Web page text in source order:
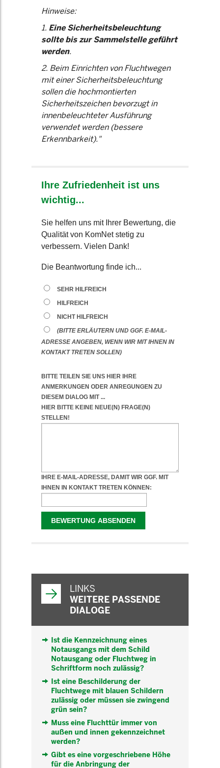
Hinweise:
1. Eine Sicherheitsbeleuchtung
sollte bis zur Sammelstelle geführt
werden.
2. Beim Einrichten von Fluchtwegen
mit einer Sicherheitsbeleuchtung
sollen die hochmontierten
Sicherheitszeichen bevorzugt in
innenbeleuchteter Ausführung
verwendet werden (bessere
Erkennbarkeit)."
LINKS
WEITERE PASSENDE
DIALOGE
Ist die Kennzeichnung eines
Notausgangs mit dem Schild
Notausgang oder Fluchtweg in
Schriftform noch zulässig?
Ist eine Beschilderung der
Fluchtwege mit blauen Schildern
zulässig oder müssen sie zwingend
grün sein?
Muss eine Fluchttür immer von
außen und innen gekennzeichnet
werden?
Gibt es eine vorgeschriebene Höhe
für die Anbringung der